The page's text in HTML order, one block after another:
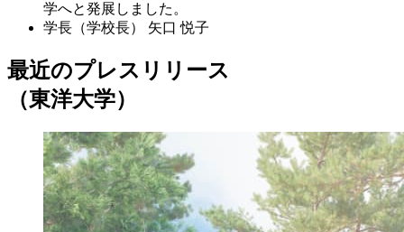
学へと発展しました。
学長（学校長）
矢口 悦子
最近のプレスリリース
（東洋大学）